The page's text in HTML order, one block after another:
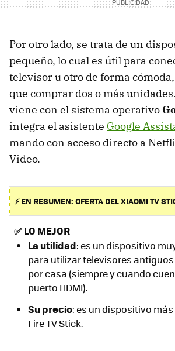
Por otro lado, se trata de un
pequeño, lo cual es útil para
televisor u otro de forma
que comprar dos o más
viene con el sistema operativo
integra el asistente Google
mando con acceso directo a
Video.
⚡ EN RESUMEN: OFERTA DEL XIAOMI TV
✅LO MEJOR
La utilidad: es un dispositivo
para utilizar televisores
por casa (siempre y cuando
puerto HDMI).
Su precio: es un dispositivo
Fire TV Stick.